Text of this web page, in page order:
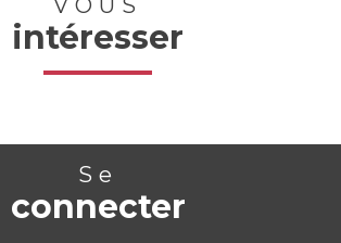
VOUS
intéresser
Se
connecter